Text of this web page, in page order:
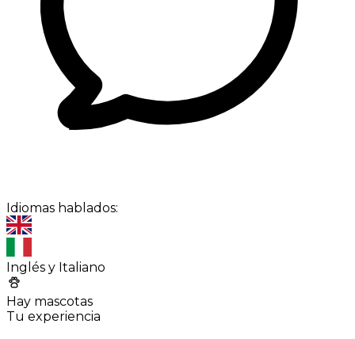
Idiomas hablados:
Inglés y Italiano
Hay mascotas
Tu experiencia